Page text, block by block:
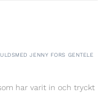
JENNY FORS GENTELE
har varit in och tryckt